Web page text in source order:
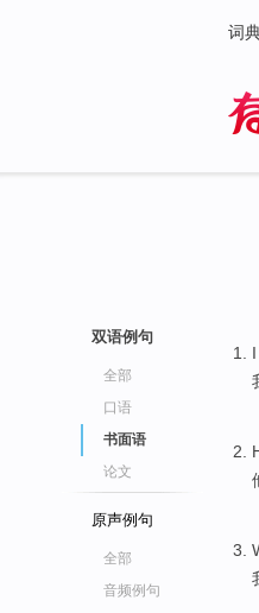
词
双语例句
全部
口语
书面语
论文
原声例句
全部
音频例句
I